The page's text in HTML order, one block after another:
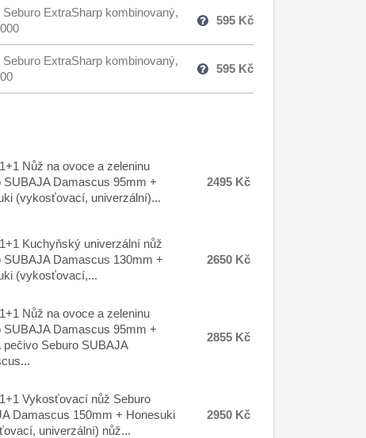
ExtraSharp kombinovaný,
595 Kč
ExtraSharp kombinovaný,
595 Kč
Nůž na ovoce a zeleninu
SUBAJA Damascus 95mm +
(vykosťovací, univerzální)...
2495 Kč
Kuchyňský univerzální nůž
SUBAJA Damascus 130mm +
(vykosťovací,...
2650 Kč
Nůž na ovoce a zeleninu
SUBAJA Damascus 95mm +
pečivo Seburo SUBAJA
2855 Kč
Vykosťovací nůž Seburo
Damascus 150mm + Honesuki
univerzální) nůž...
2950 Kč